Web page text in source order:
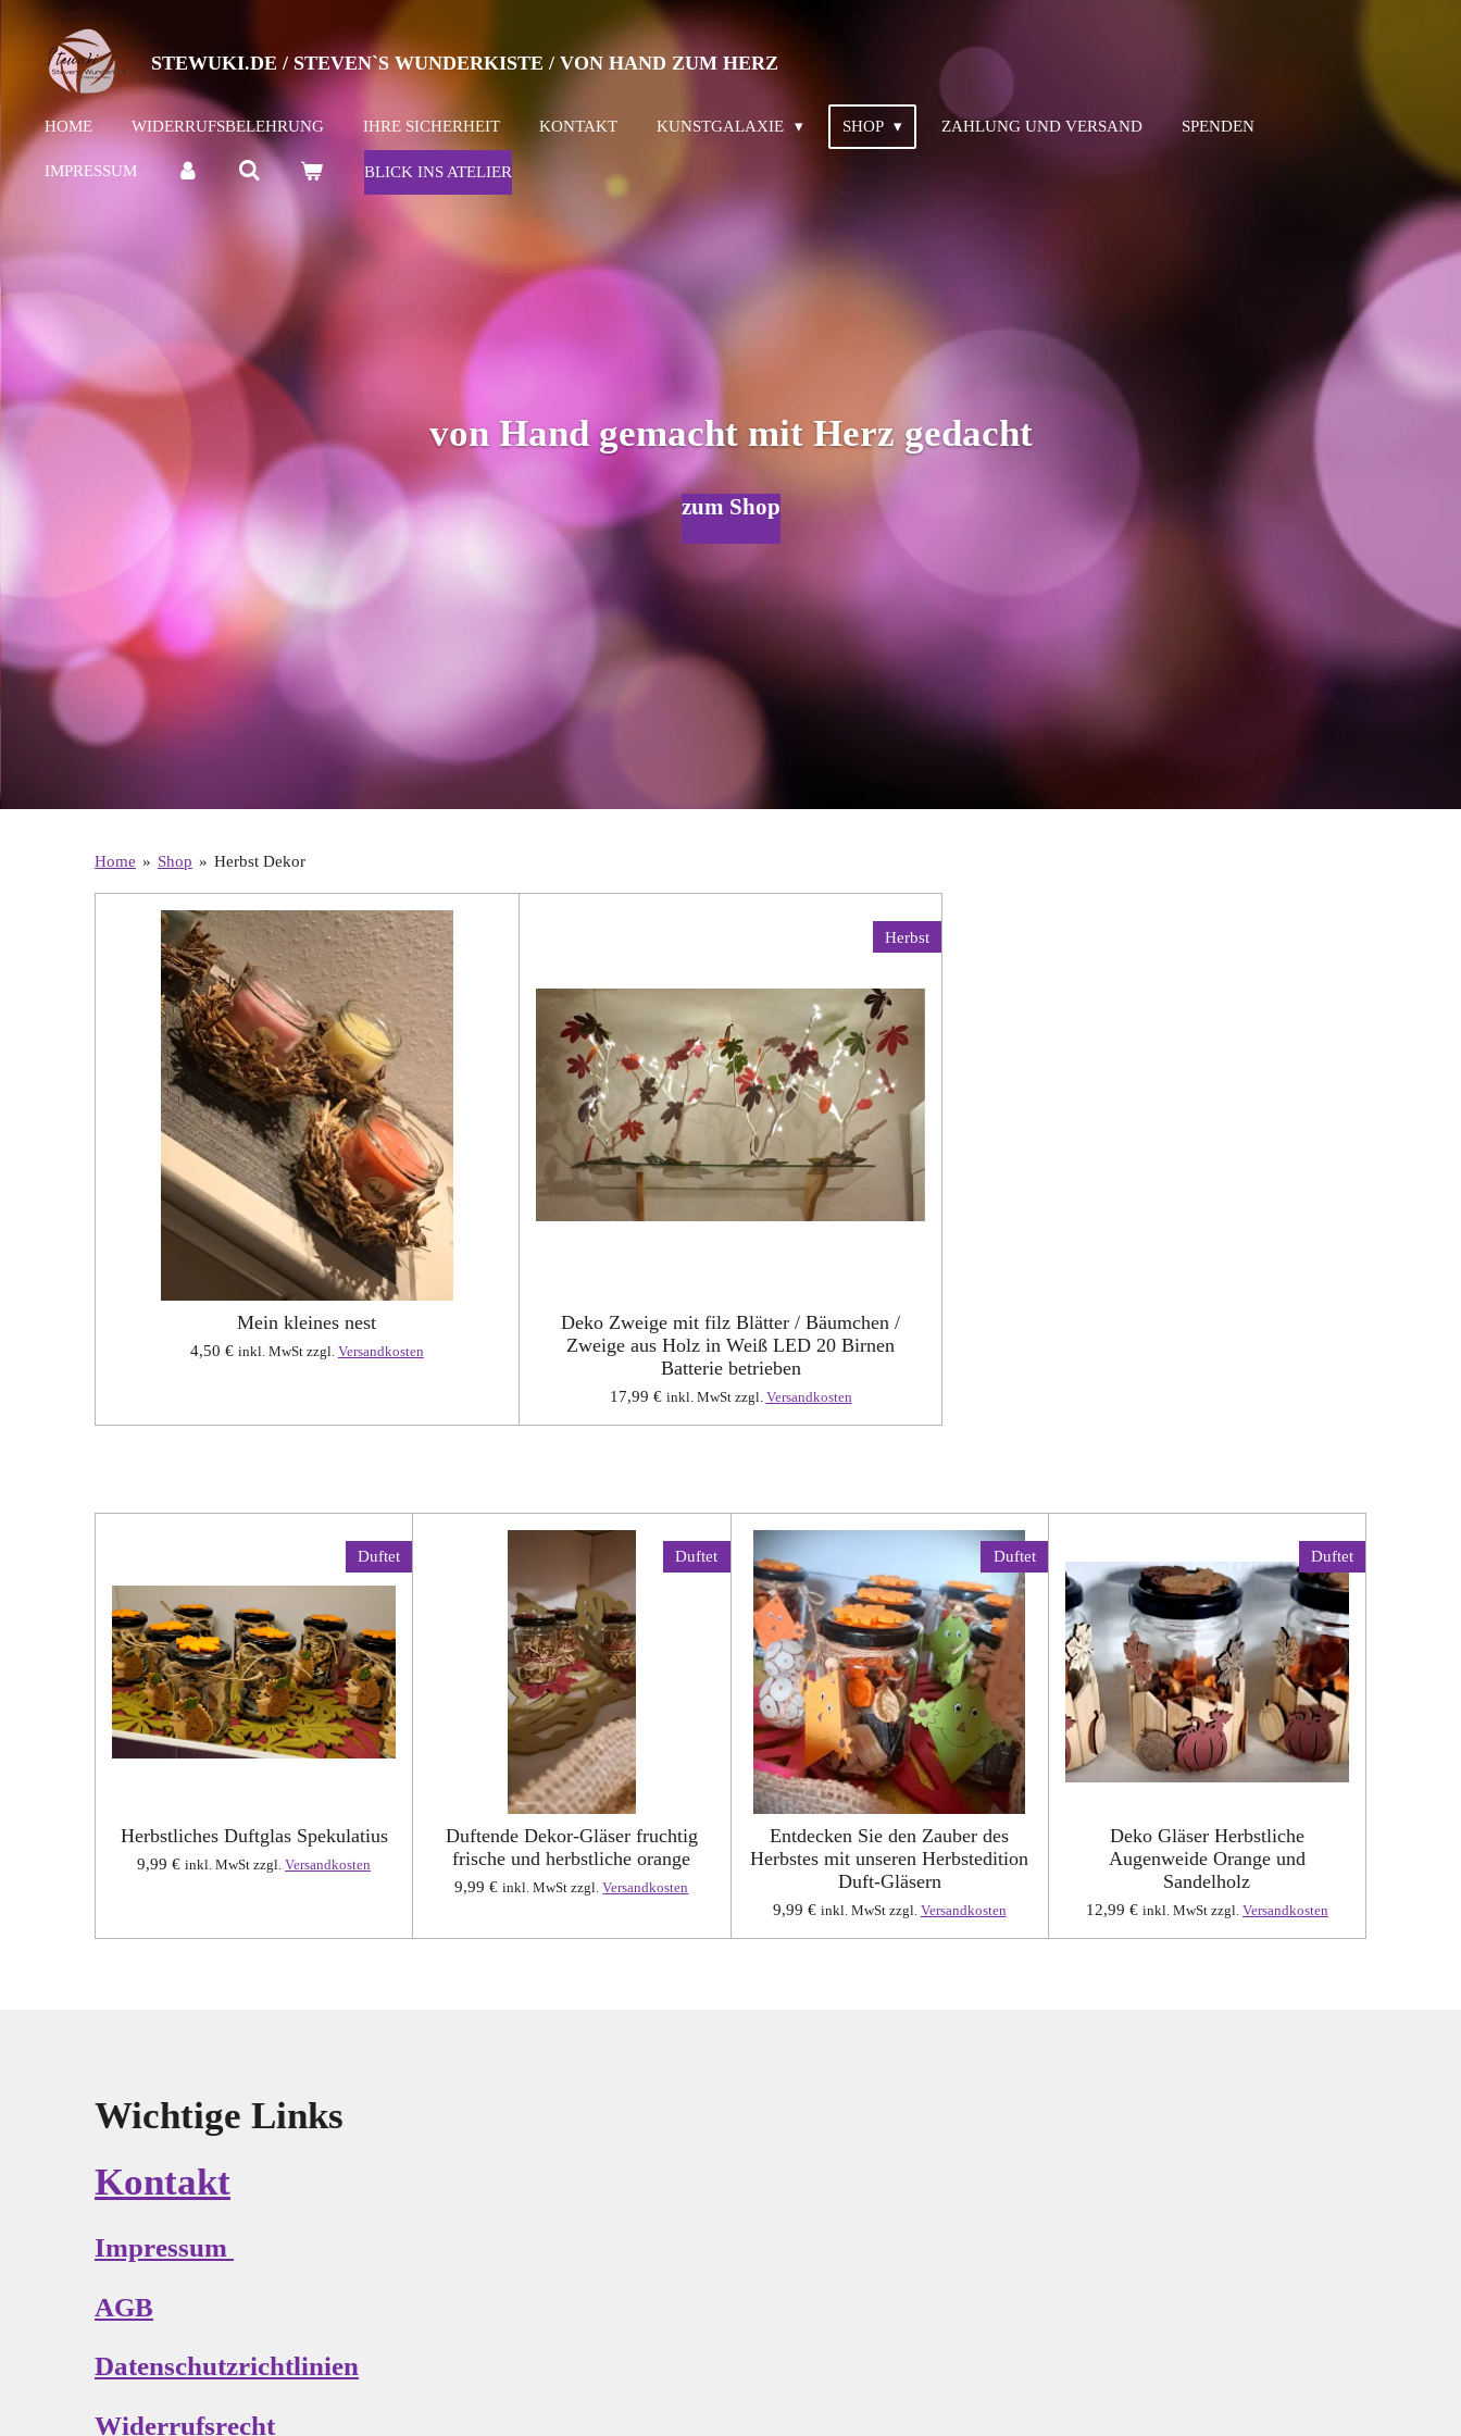
Hauptinhalt
springen
STEWUKI.DE / STEVEN`S WUNDERKISTE / VON HAND ZUM HERZ
HOME WIDERRUFSBELEHRUNG IHRE SICHERHEIT KONTAKT KUNSTGALAXIE SHOP ZAHLUNG UND VERSAND SPENDEN
IMPRESSUM BLICK INS ATELIER
von Hand gemacht mit Herz gedacht
zum Shop
Home » Shop » Herbst Dekor
Mein kleines nest
4,50 € inkl. MwSt zzgl. Versandkosten
Herbst
Deko Zweige mit filz Blätter / Bäumchen /
Zweige aus Holz in Weiß LED 20 Birnen
Batterie betrieben
17,99 € inkl. MwSt zzgl. Versandkosten
Duftet
Herbstliches Duftglas Spekulatius
9,99 € inkl. MwSt zzgl.Versandkosten
Duftet
Duftende Dekor-Gläser fruchtig
frische und herbstliche orange
9,99 € inkl. MwSt zzgl.Versandkosten
Duftet
Entdecken Sie den Zauber des
Herbstes mit unseren Herbstedition
Duft-Gläsern
9,99 € inkl. MwSt zzgl. Versandkosten
Duftet
Deko Gläser Herbstliche
Augenweide Orange und
Sandelholz
12,99 € inkl. MwSt zzgl. Versandkosten
Wichtige Links
Kontakt
Impressum
AGB
Datenschutzrichtlinien
Widerrufsrecht